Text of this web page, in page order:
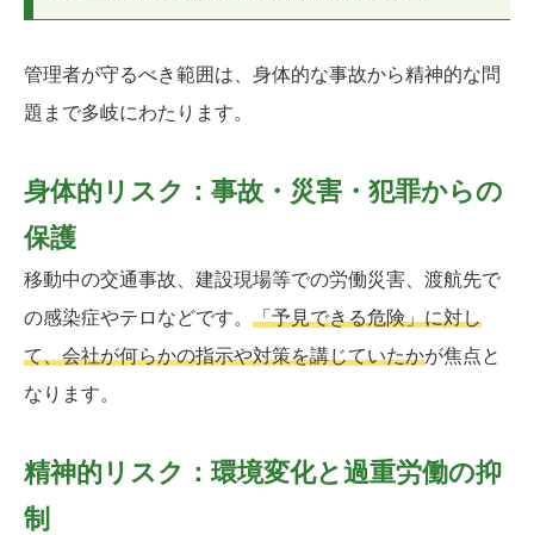
管理者が守るべき範囲は、身体的な事故から精神的な問
題まで多岐にわたります。
身体的リスク：事故・災害・犯罪からの
保護
移動中の交通事故、建設現場等での労働災害、渡航先で
の感染症やテロなどです。 「予見できる危険」に対し
て、会社が何らかの指示や対策を講じていたかが焦点と
なります。
精神的リスク：環境変化と過重労働の抑
制